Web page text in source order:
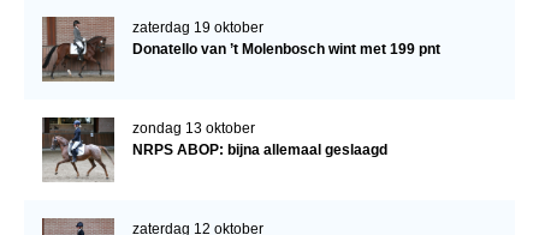
zaterdag 19 oktober
Donatello van ’t Molenbosch wint met 199 pnt
zondag 13 oktober
NRPS ABOP: bijna allemaal geslaagd
zaterdag 12 oktober